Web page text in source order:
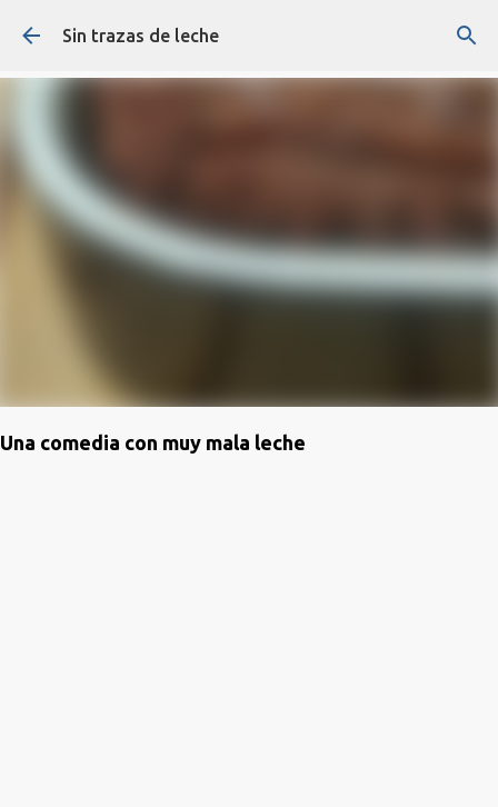
Ir al contenido principal
Sin trazas de leche
Una comedia con muy mala leche